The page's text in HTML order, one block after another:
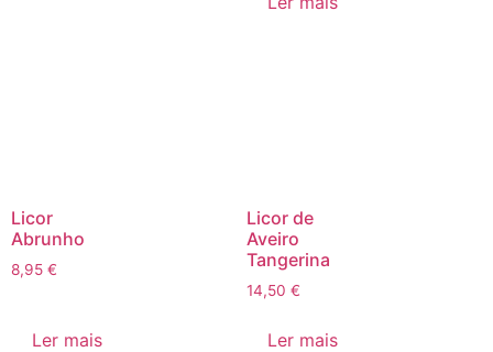
Licor
Abrunho
8,95 €
Ler mais
Licor de
Aveiro
Tangerina
14,50 €
Ler mais